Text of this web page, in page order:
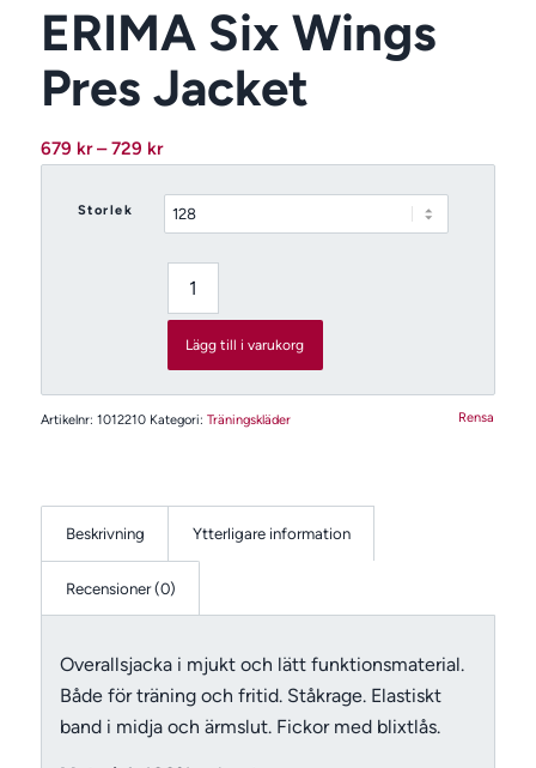
ERIMA Six Wings
Pres Jacket
679 kr – 729 krPrisintervall:
till
729 kr
Storlek
Rensa
Lägg till i varukorg
Artikelnr: 1012210 Kategori: Träningskläder
Beskrivning Ytterligare information
Recensioner (0)
Overallsjacka i mjukt och lätt funktionsmaterial.
Både för träning och fritid. Ståkrage. Elastiskt
band i midja och ärmslut. Fickor med blixtlås.